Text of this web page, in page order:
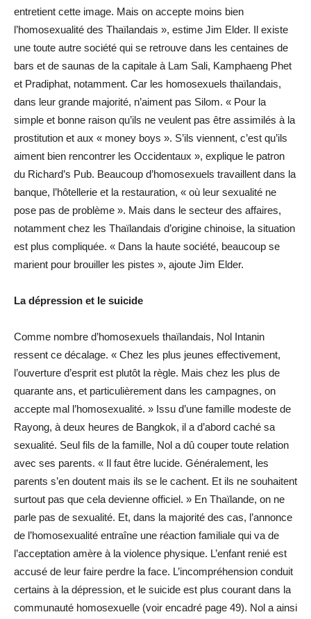
entretient cette image. Mais on accepte moins bien
l’homosexualité des Thaïlandais », estime Jim Elder. Il existe
une toute autre société qui se retrouve dans les centaines de
bars et de saunas de la capitale à Lam Sali, Kamphaeng Phet
et Pradiphat, notamment. Car les homosexuels thaïlandais,
dans leur grande majorité, n’aiment pas Silom. « Pour la
simple et bonne raison qu’ils ne veulent pas être assimilés à la
prostitution et aux « money boys ». S’ils viennent, c’est qu’ils
aiment bien rencontrer les Occidentaux », explique le patron
du Richard’s Pub. Beaucoup d’homosexuels travaillent dans la
banque, l’hôtellerie et la restauration, « où leur sexualité ne
pose pas de problème ». Mais dans le secteur des affaires,
notamment chez les Thaïlandais d’origine chinoise, la situation
est plus compliquée. « Dans la haute société, beaucoup se
marient pour brouiller les pistes », ajoute Jim Elder.
La dépression et le suicide
Comme nombre d’homosexuels thaïlandais, Nol Intanin
ressent ce décalage. « Chez les plus jeunes effectivement,
l’ouverture d’esprit est plutôt la règle. Mais chez les plus de
quarante ans, et particulièrement dans les campagnes, on
accepte mal l’homosexualité. » Issu d’une famille modeste de
Rayong, à deux heures de Bangkok, il a d’abord caché sa
sexualité. Seul fils de la famille, Nol a dû couper toute relation
avec ses parents. « Il faut être lucide. Généralement, les
parents s’en doutent mais ils se le cachent. Et ils ne souhaitent
surtout pas que cela devienne officiel. » En Thaïlande, on ne
parle pas de sexualité. Et, dans la majorité des cas, l’annonce
de l’homosexualité entraîne une réaction familiale qui va de
l’acceptation amère à la violence physique. L’enfant renié est
accusé de leur faire perdre la face. L’incompréhension conduit
certains à la dépression, et le suicide est plus courant dans la
communauté homosexuelle (voir encadré page 49). Nol a ainsi